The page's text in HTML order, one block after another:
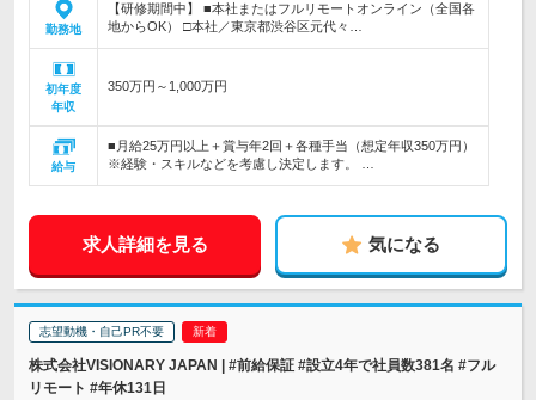
勤務地
【研修期間中】 ■本社またはフルリモートオンライン（全国各
地からOK） □本社／東京都渋谷区元代々…
初年度
年収
350万円～1,000万円
給与
■月給25万円以上＋賞与年2回＋各種手当（想定年収350万円）
※経験・スキルなどを考慮し決定します。 …
求人詳細を見る 気になる
志望動機・自己PR不要
株式会社VISIONARY JAPAN | #前給保証 #設立4年で社員数381名 #フル
リモート #年休131日